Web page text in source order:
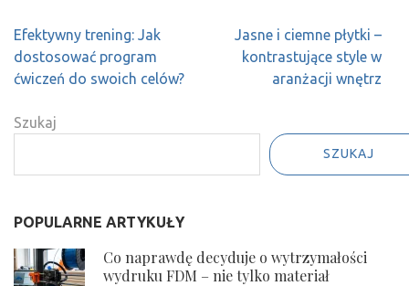
Ochrona dla
Twoich
kołdry
obciążeniowe
Nawigacja
wpisu
Efektywny trening: Jak
dostosować program
ćwiczeń do swoich celów?
Jasne i ciemne płytki –
kontrastujące style w
aranżacji wnętrz
Szukaj
SZUKAJ
POPULARNE ARTYKUŁY
Co naprawdę decyduje o wytrzymałości
wydruku FDM – nie tylko materiał